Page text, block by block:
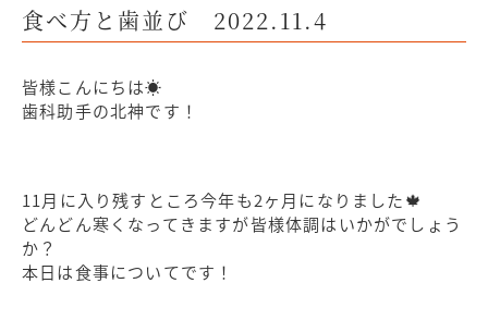
食べ方と歯並び 2022.11.4
皆様こんにちは☀️
歯科助手の北神です！
11月に入り残すところ今年も2ヶ月になりました🍁
どんどん寒くなってきますが皆様体調はいかがでしょう
か？
本日は食事についてです！